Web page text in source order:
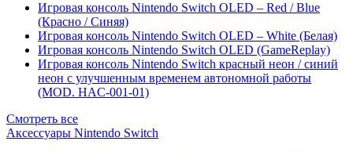
Игровая консоль Nintendo Switch OLED – Red / Blue
(Красно / Синяя)
Игровая консоль Nintendo Switch OLED – White (Белая)
Игровая консоль Nintendo Switch OLED (GameReplay)
Игровая консоль Nintendo Switch красный неон / синий
неон с улучшенным временем автономной работы
(MOD. HAC-001-01)
Смотреть все
Аксессуары Nintendo Switch